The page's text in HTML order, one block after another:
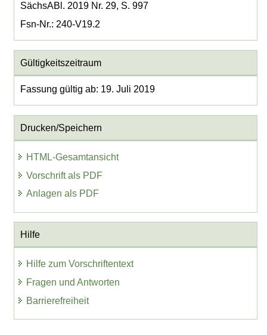
SächsABl. 2019 Nr. 29, S. 997
Fsn-Nr.: 240-V19.2
Gültigkeitszeitraum
Fassung gültig ab: 19. Juli 2019
Drucken/Speichern
HTML-Gesamtansicht
Vorschrift als PDF
Anlagen als PDF
Hilfe
Hilfe zum Vorschriftentext
Fragen und Antworten
Barrierefreiheit